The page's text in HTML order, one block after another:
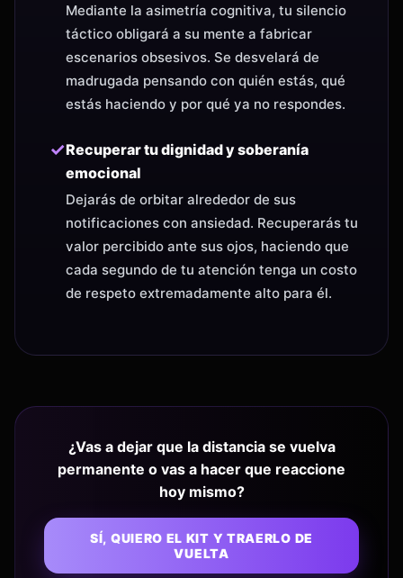
Mediante la asimetría cognitiva, tu silencio
táctico obligará a su mente a fabricar
escenarios obsesivos. Se desvelará de
madrugada pensando con quién estás, qué
estás haciendo y por qué ya no respondes.
✓Recuperar tu dignidad y soberanía
emocional
Dejarás de orbitar alrededor de sus
notificaciones con ansiedad. Recuperarás tu
valor percibido ante sus ojos, haciendo que
cada segundo de tu atención tenga un costo
de respeto extremadamente alto para él.
¿Vas a dejar que la distancia se vuelva
permanente o vas a hacer que reaccione
hoy mismo?
SÍ, QUIERO EL KIT Y TRAERLO DE
VUELTA